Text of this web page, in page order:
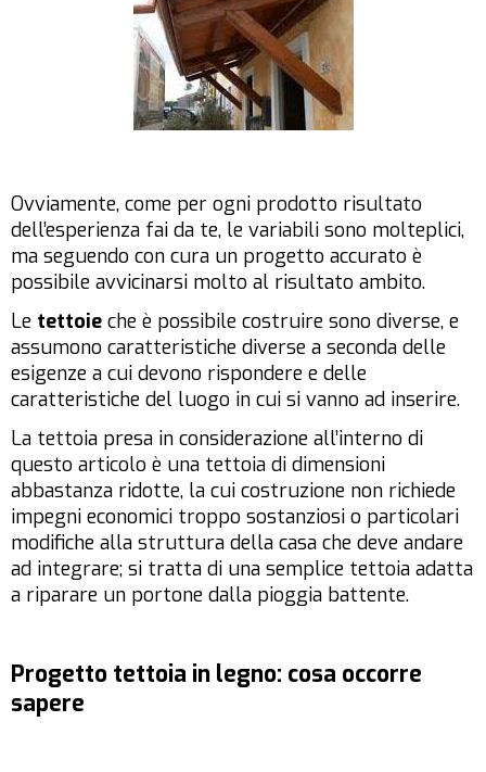
Ovviamente, come per ogni prodotto risultato
dell’esperienza fai da te, le variabili sono molteplici,
ma seguendo con cura un progetto accurato è
possibile avvicinarsi molto al risultato ambito.
Le tettoie che è possibile costruire sono diverse, e
assumono caratteristiche diverse a seconda delle
esigenze a cui devono rispondere e delle
caratteristiche del luogo in cui si vanno ad inserire.
La tettoia presa in considerazione all’interno di
questo articolo è una tettoia di dimensioni
abbastanza ridotte, la cui costruzione non richiede
impegni economici troppo sostanziosi o particolari
modifiche alla struttura della casa che deve andare
ad integrare; si tratta di una semplice tettoia adatta
a riparare un portone dalla pioggia battente.
Progetto tettoia in legno: cosa occorre
sapere